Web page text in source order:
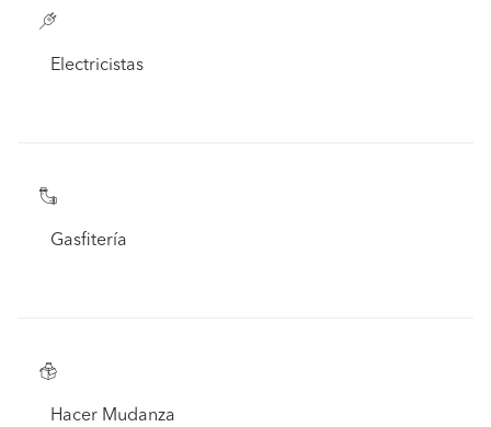
Electricistas
Gasfitería
Hacer Mudanza